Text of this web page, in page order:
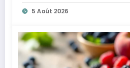
5 Août 2026